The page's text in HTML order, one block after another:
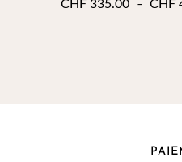
CHF 335.00 – CHF